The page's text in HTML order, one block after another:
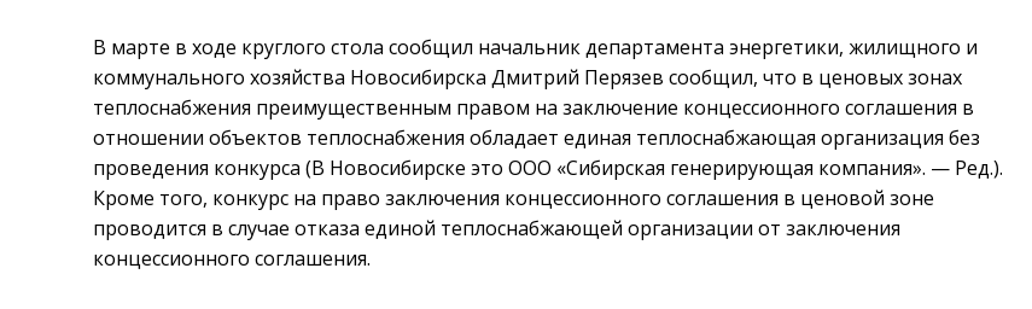
В марте в ходе круглого стола сообщил начальник департамента энергетики, жилищного и
коммунального хозяйства Новосибирска Дмитрий Перязев сообщил, что в ценовых зонах
теплоснабжения преимущественным правом на заключение концессионного соглашения в
отношении объектов теплоснабжения обладает единая теплоснабжающая организация без
проведения конкурса (В Новосибирске это ООО «Сибирская генерирующая компания». — Ред.).
Кроме того, конкурс на право заключения концессионного соглашения в ценовой зоне
проводится в случае отказа единой теплоснабжающей организации от заключения
концессионного соглашения.